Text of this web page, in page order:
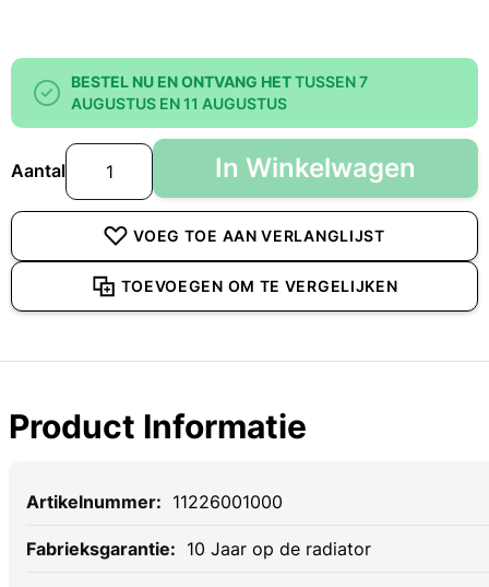
BESTEL NU EN ONTVANG HETTUSSEN 7
AUGUSTUS EN 11 AUGUSTUS
Aantal In Winkelwagen
VOEG TOE AAN VERLANGLIJST
TOEVOEGEN OM TE VERGELIJKEN
Product Informatie
Specificaties
11226001000
10 Jaar op de radiator